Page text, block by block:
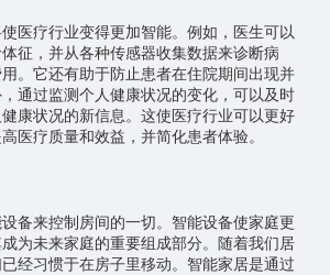
医疗行业变得更加智能。例如，医生可以
征，并从各种传感器收集数据来诊断病
。它还有助于防止患者在住院期间出现并
通过监测个人健康状况的变化，可以及时
康状况的新信息。这使医疗行业可以更好
医疗质量和效益，并简化患者体验。
备来控制房间的一切。智能设备使家庭更
为未来家庭的重要组成部分。随着我们居
经习惯于在房子里移动。智能家居是通过